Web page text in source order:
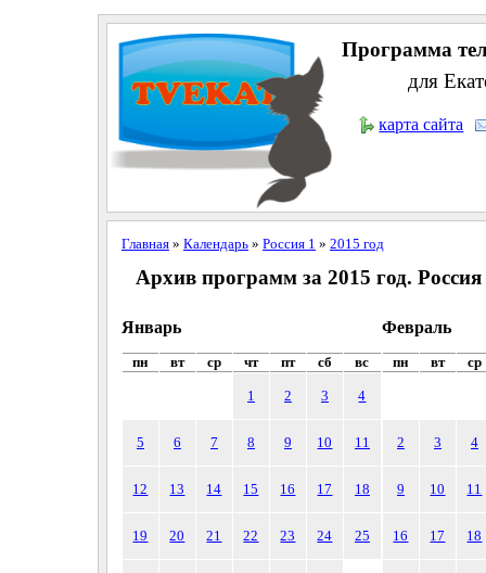
Программа
для
карта сайта
Главная» Календарь» Россия 1 » 2015 год
Архив программ за 2015 год. Россия
Январь
пн вт ср чт пт сб вс
1 2 3 4
5 6 7 8 9 10 11
12 13 14 15 16 17 18
19 20 21 22 23 24 25
Февраль
пн вт ср
2 3 4
9 10 11
16 17 18